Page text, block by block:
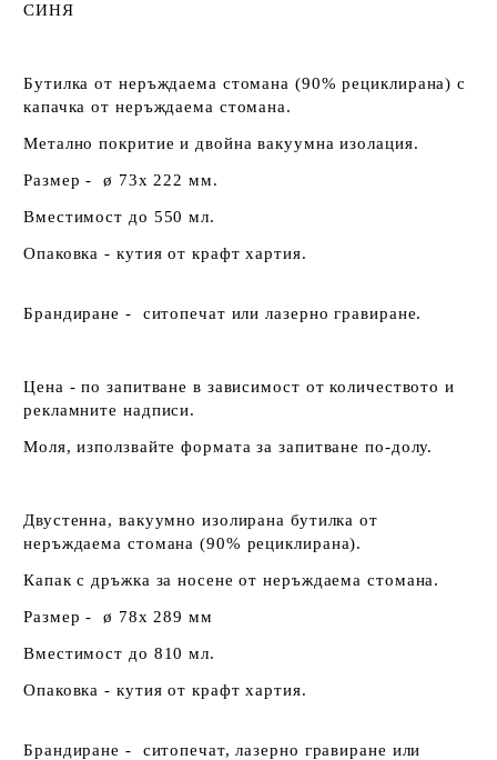
СИНЯ
Бутилка от неръждаема стомана (90% рециклирана) с
капачка от неръждаема стомана.
Метално покритие и двойна вакуумна изолация.
Размер - ø 73x 222 мм.
Вместимост до 550 мл.
Опаковка - кутия от крафт хартия.
Брандиране - ситопечат или лазерно гравиране.
Цена - по запитване в зависимост от количеството и
рекламните надписи.
Моля, използвайте формата за запитване по-долу.
Двустенна, вакуумно изолирана бутилка от
неръждаема стомана (90% рециклирана).
Капак с дръжка за носене от неръждаема стомана.
Размер - ø 78x 289 мм
Вместимост до 810 мл.
Опаковка - кутия от крафт хартия.
Брандиране - ситопечат, лазерно гравиране или